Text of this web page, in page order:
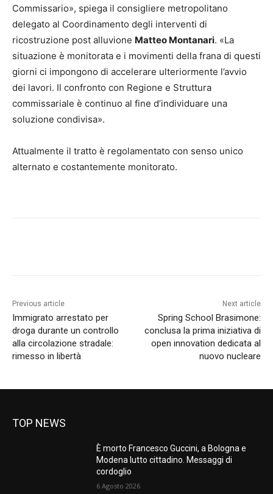
Commissario», spiega il consigliere metropolitano
delegato al Coordinamento degli interventi di
ricostruzione post alluvione Matteo Montanari. «La
situazione è monitorata e i movimenti della frana di questi
giorni ci impongono di accelerare ulteriormente l’avvio
dei lavori. Il confronto con Regione e Struttura
commissariale è continuo al fine d’individuare una
soluzione condivisa».
Attualmente il tratto è regolamentato con senso unico
alternato e costantemente monitorato.
Previous article
Immigrato arrestato per
droga durante un controllo
alla circolazione stradale:
rimesso in libertà
Next article
Spring School Brasimone:
conclusa la prima iniziativa di
open innovation dedicata al
nuovo nucleare
TOP NEWS
È morto Francesco Guccini, a Bologna e
Modena lutto cittadino. Messaggi di
cordoglio
6 Agosto 2026